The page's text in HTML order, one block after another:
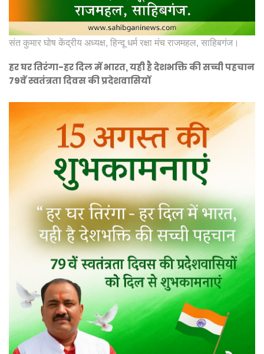
संत कुमार घोष केंद्रीय अध्यक्ष, हिन्दू धर्म रक्षा मंच राजमहल, साहिबगंज।
हर घर तिरंगा-हर दिल में भारत, यही है देशभक्ति की सच्ची पहचान
79वें स्वतंत्रता दिवस की प्रदेशवासियों